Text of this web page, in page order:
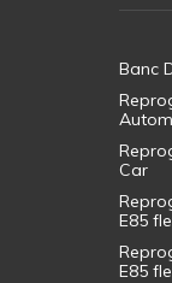
Banc
Car
E85
E85